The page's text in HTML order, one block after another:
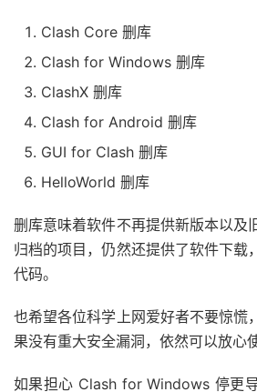
Clash Core 删库
Clash for Windows 删库
ClashX 删库
Clash for Android 删库
GUI for Clash 删库
HelloWorld 删库
删库意味着软件不再提供新版本以及
归档的项目，仍然还提供了软件下载
代码。
也希望各位科学上网爱好者不要惊慌
果没有重大安全漏洞，依然可以放心使
如果担心 Clash for Windows 停更